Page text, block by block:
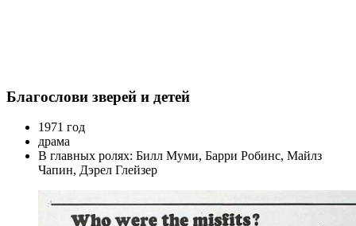
Благослови зверей и детей
1971 год
драма
В главных ролях: Билл Муми, Барри Робинс, Майлз
Чапин, Дэрел Глейзер